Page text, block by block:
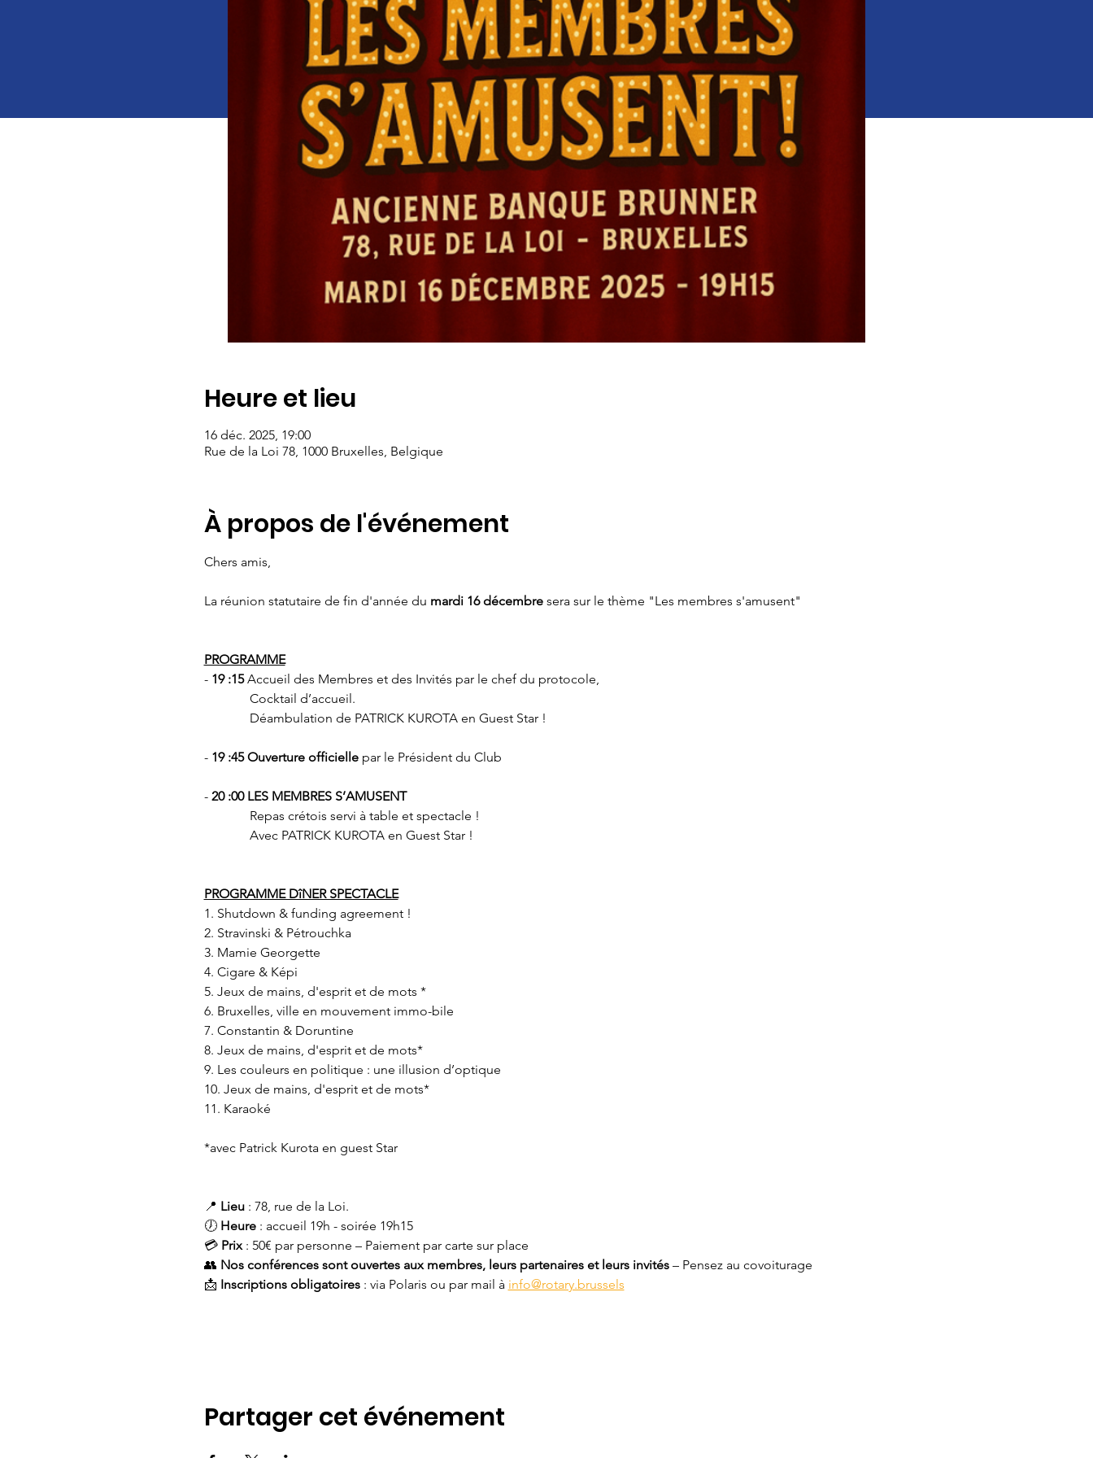
Heure et lieu
16 déc. 2025, 19:00
Rue de la Loi 78, 1000 Bruxelles, Belgique
À propos de l'événement
Chers amis,
La réunion statutaire de fin d'année du mardi 16 décembre sera sur le thème "Les membres s'amusent"
PROGRAMME
- 19 :15 Accueil des Membres et des Invités par le chef du protocole,
              Cocktail d’accueil.
              Déambulation de PATRICK KUROTA en Guest Star !
- 19 :45 Ouverture officielle par le Président du Club
- 20 :00 LES MEMBRES S’AMUSENT
              Repas crétois servi à table et spectacle !
              Avec PATRICK KUROTA en Guest Star !
PROGRAMME DîNER SPECTACLE
1. Shutdown & funding agreement !
2. Stravinski & Pétrouchka
3. Mamie Georgette
4. Cigare & Képi
5. Jeux de mains, d'esprit et de mots *
6. Bruxelles, ville en mouvement immo-bile
7. Constantin & Doruntine
8. Jeux de mains, d'esprit et de mots*
9. Les couleurs en politique : une illusion d’optique
10. Jeux de mains, d'esprit et de mots*
11. Karaoké
*avec Patrick Kurota en guest Star
📍 Lieu : 78, rue de la Loi.
🕖 Heure : accueil 19h - soirée 19h15
💳 Prix : 50€ par personne – Paiement par carte sur place
👥 Nos conférences sont ouvertes aux membres, leurs partenaires et leurs invités – Pensez au covoiturage
📩 Inscriptions obligatoires : via Polaris ou par mail à info@rotary.brussels
Partager cet événement